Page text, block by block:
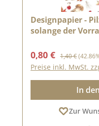
Designpapier -
solange der
Verkaufspreis:
0,80 € Regulärer Preis:
1,40 €
Preise inkl. MwSt.
In
Zur